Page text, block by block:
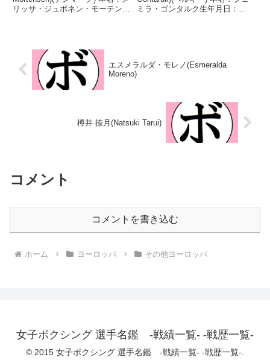
リッサ・ジュボネン・モーテンセ
度HSKボックスカップジュ...
ミラ・ゴンタルク生年月日：
エスメラルダ・モレノ(Esmeralda
Moreno)
樽井 捺月(Natsuki Tarui)
コメント
コメントを書き込む
ホーム ヨーロッパ その他ヨーロッパ
女子ボクシング 選手名鑑 -戦績一覧- -戦歴一覧-
© 2015 女子ボクシング 選手名鑑 -戦績一覧- -戦歴一覧-.